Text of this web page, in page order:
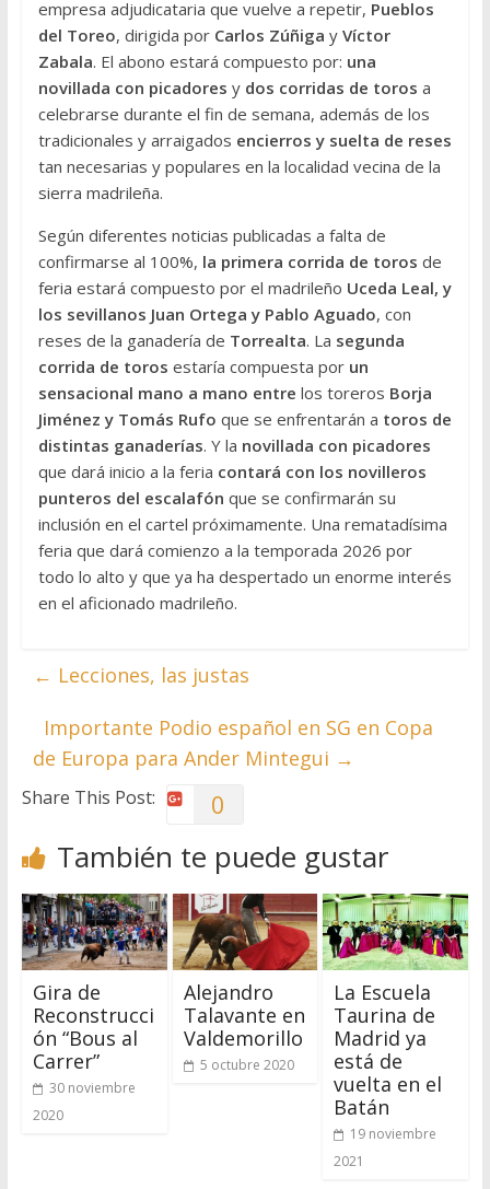
empresa adjudicataria que vuelve a repetir, Pueblos
del Toreo, dirigida por Carlos Zúñiga y Víctor
Zabala. El abono estará compuesto por: una
novillada con picadores y dos corridas de toros a
celebrarse durante el fin de semana, además de los
tradicionales y arraigados encierros y suelta de reses
tan necesarias y populares en la localidad vecina de la
sierra madrileña.
Según diferentes noticias publicadas a falta de
confirmarse al 100%, la primera corrida de toros de
feria estará compuesto por el madrileño Uceda Leal, y
los sevillanos Juan Ortega y Pablo Aguado, con
reses de la ganadería de Torrealta. La segunda
corrida de toros estaría compuesta por un
sensacional mano a mano entre los toreros Borja
Jiménez y Tomás Rufo que se enfrentarán a toros de
distintas ganaderías. Y la novillada con picadores
que dará inicio a la feria contará con los novilleros
punteros del escalafón que se confirmarán su
inclusión en el cartel próximamente. Una rematadísima
feria que dará comienzo a la temporada 2026 por
todo lo alto y que ya ha despertado un enorme interés
en el aficionado madrileño.
← Lecciones, las justas
Importante Podio español en SG en Copa
de Europa para Ander Mintegui →
Share This Post: 0
También te puede gustar
Gira de
Reconstrucci
ón “Bous al
Carrer”
30 noviembre
2020
Alejandro
Talavante en
Valdemorillo
5 octubre 2020
La Escuela
Taurina de
Madrid ya
está de
vuelta en el
Batán
19 noviembre
2021